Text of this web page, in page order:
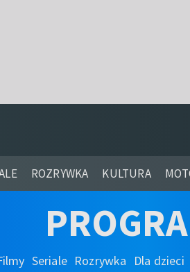
ROZRYWKA KULTURA
Seriale Rozrywka Dla dzieci